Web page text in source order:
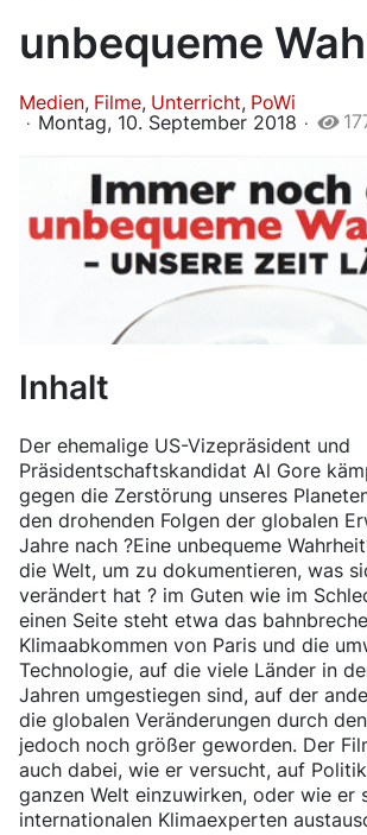
unbequeme
Medien Filme Unterricht PoWi
Montag, 10. September 2018
Inhalt
Der ehemalige US-Vizepräsident und
Präsidentschaftskandidat Al Gore
gegen die Zerstörung unseres
den drohenden Folgen der globalen
Jahre nach ?Eine unbequeme
die Welt, um zu dokumentieren, was
verändert hat ? im Guten wie im
einen Seite steht etwa das
Klimaabkommen von Paris und die
Technologie, auf die viele Länder in
Jahren umgestiegen sind, auf der
die globalen Veränderungen durch
jedoch noch größer geworden. Der
auch dabei, wie er versucht, auf
ganzen Welt einzuwirken, oder wie er
internationalen Klimaexperten